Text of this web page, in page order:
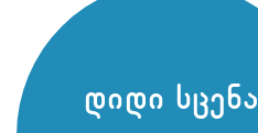
დიდი სცენა